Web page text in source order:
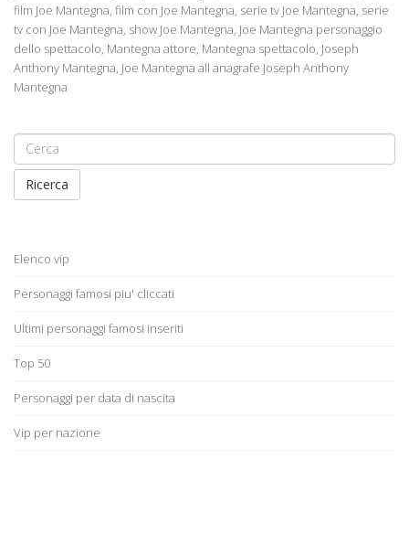
film Joe Mantegna, film con Joe Mantegna, serie tv Joe Mantegna, serie
tv con Joe Mantegna, show Joe Mantegna, Joe Mantegna personaggio
dello spettacolo, Mantegna attore, Mantegna spettacolo, Joseph
Anthony Mantegna, Joe Mantegna all anagrafe Joseph Anthony
Mantegna
Ricerca
Elenco vip
Personaggi famosi piu' cliccati
Ultimi personaggi famosi inseriti
Top 50
Personaggi per data di nascita
Vip per nazione